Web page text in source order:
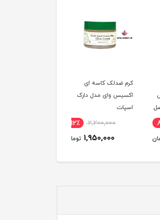
کرم ضدلک کاسه ای
اکسیس وای مدل دارک
اسپات
2,200,000 12٪
1,950,000 تومان